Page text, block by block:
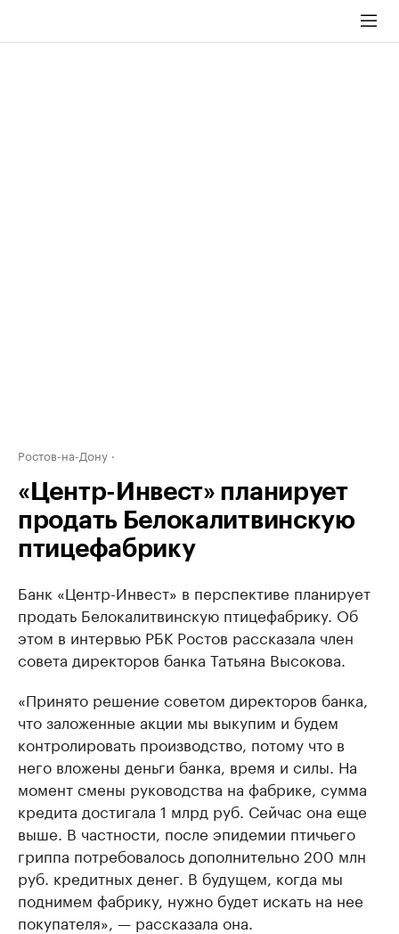
Ростов-на-Дону
«Центр-Инвест» планирует
продать Белокалитвинскую
птицефабрику
Банк «Центр-Инвест» в перспективе планирует
продать Белокалитвинскую птицефабрику. Об
этом в интервью РБК Ростов рассказала член
совета директоров банка Татьяна Высокова.
«Принято решение советом директоров банка,
что заложенные акции мы выкупим и будем
контролировать производство, потому что в
него вложены деньги банка, время и силы. На
момент смены руководства на фабрике, сумма
кредита достигала 1 млрд руб. Сейчас она еще
выше. В частности, после эпидемии птичьего
гриппа потребовалось дополнительно 200 млн
руб. кредитных денег. В будущем, когда мы
поднимем фабрику, нужно будет искать на нее
покупателя», — рассказала она.